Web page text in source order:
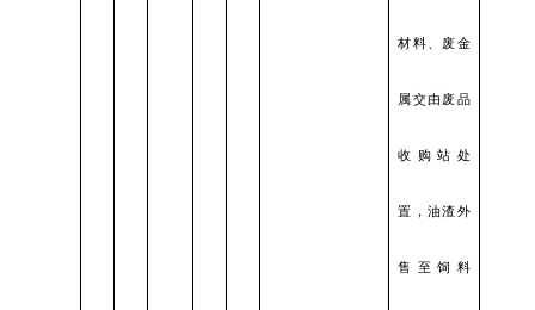
材料、废金
属交由废品
收购站处
置，油渣外
售至饲料